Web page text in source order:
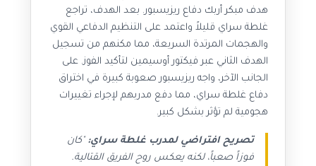
هدف مبكر أربك دفاع ريزيسبور. بعد الهدف، تراجع
غلطة سراي قليلاً واعتمد على التنظيم الدفاعي القوي
والهجمات المرتدة السريعة، مما مكنهم من تسجيل
الهدف الثاني عبر فيكتور أوسيمين لتأكيد الفوز. على
الجانب الآخر، واجه ريزيسبور صعوبة كبيرة في اختراق
دفاع غلطة سراي، مما دفع مدربهم لإجراء تغييرات
هجومية لم تؤثر بشكل كبير.
تصريح افتراضي لمدرب غلطة سراي: "كان
فوزاً صعباً، لكنه يعكس روح الفريق القتالية.